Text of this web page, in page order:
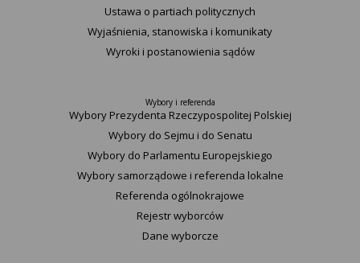
Ustawa o partiach politycznych
Wyjaśnienia, stanowiska i komunikaty
Wyroki i postanowienia sądów
Wybory i referenda
Wybory Prezydenta Rzeczypospolitej Polskiej
Wybory do Sejmu i do Senatu
Wybory do Parlamentu Europejskiego
Wybory samorządowe i referenda lokalne
Referenda ogólnokrajowe
Rejestr wyborców
Dane wyborcze